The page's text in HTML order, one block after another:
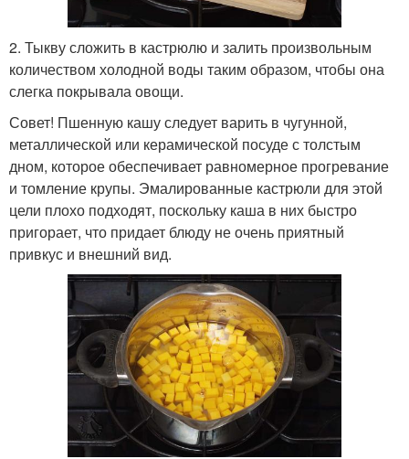
2. Тыкву сложить в кастрюлю и залить произвольным
количеством холодной воды таким образом, чтобы она
слегка покрывала овощи.
Совет! Пшенную кашу следует варить в чугунной,
металлической или керамической посуде с толстым
дном, которое обеспечивает равномерное прогревание
и томление крупы. Эмалированные кастрюли для этой
цели плохо подходят, поскольку каша в них быстро
пригорает, что придает блюду не очень приятный
привкус и внешний вид.